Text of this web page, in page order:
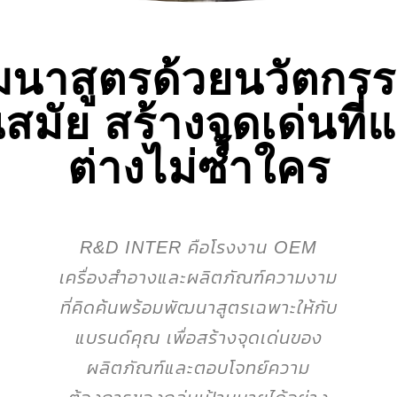
าสูตรด้วยนวัตกร
มัย สร้างจุดเด่นที่
ต่างไม่ซ้ำใคร
R&D INTER คือโรงงาน OEM
เครื่องสำอางและผลิตภัณฑ์ความงาม
ที่คิดค้นพร้อมพัฒนาสูตรเฉพาะให้กับ
แบรนด์คุณ เพื่อสร้างจุดเด่นของ
ผลิตภัณฑ์และตอบโจทย์ความ